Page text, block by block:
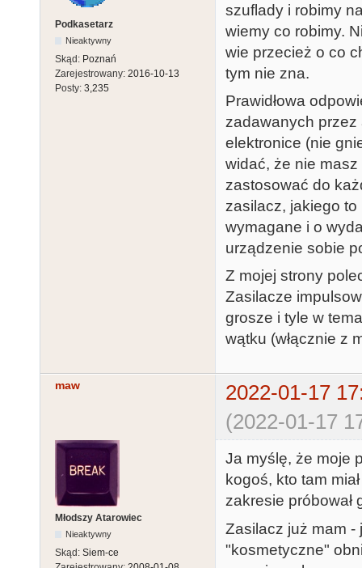
Podkasetarz
Nieaktywny
Skąd: Poznań
Zarejestrowany: 2016-10-13
Posty: 3,235
szuflady i robimy
wiemy co robimy.
wie przecież o co
tym nie zna.
Prawidłowa
zadawanych
elektronice (nie
widać, że nie
zastosować do
zasilacz, jakiego
wymagane i o
urządzenie sobie
Z mojej strony
Zasilacze
grosze i tyle w
wątku (włącznie z
maw
2022-01-17
(2022-01-17
Młodszy Atarowiec
Nieaktywny
Skąd: Siem-ce
Ja myślę, że moje
kogoś, kto tam
zakresie próbował
Zasilacz już mam -
"kosmetyczne"